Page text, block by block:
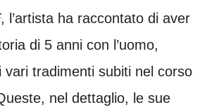
, l’artista ha raccontato di aver
di 5 anni con l’uomo,
vari tradimenti subiti nel corso
nel dettaglio, le sue